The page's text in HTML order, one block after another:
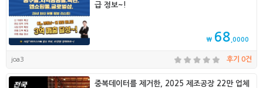
급 정보~!
₩ 68,0000
joa3 후기 0건
중복데이터를 제거한, 2025 제조공장 22만 업체